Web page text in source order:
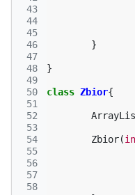
43
44
45
46
47
48
49
50
51
52
53
54
55
56
57
58
}
}
class Zbior{
Zbior(